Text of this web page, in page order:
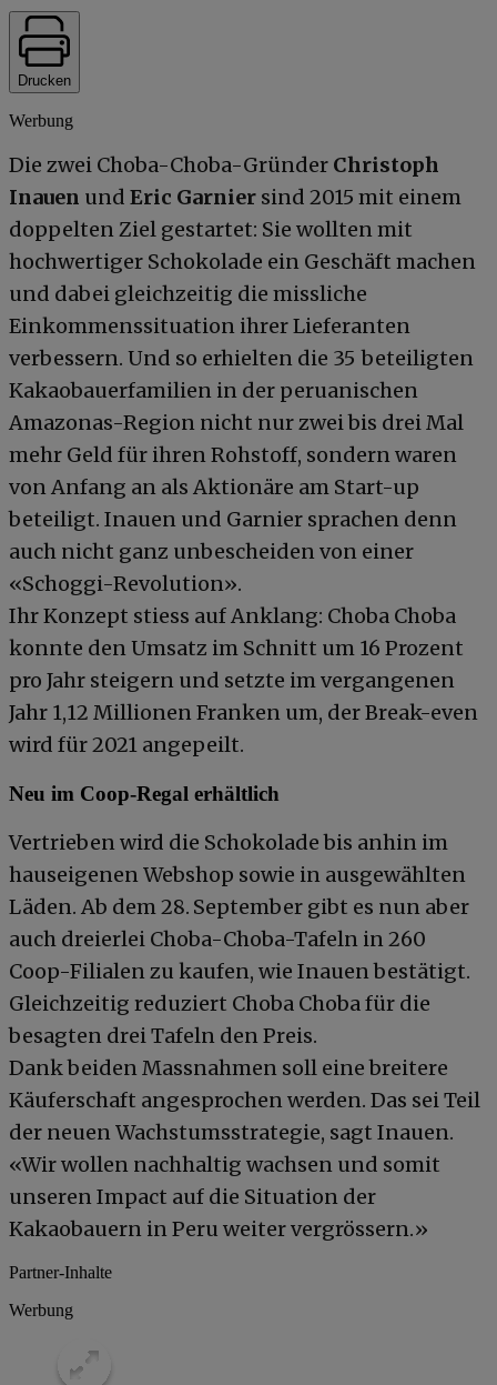
Drucken
Werbung
Die zwei Choba-Choba-Gründer Christoph
Inauen und Eric Garnier sind 2015 mit einem
doppelten Ziel gestartet: Sie wollten mit
hochwertiger Schokolade ein Geschäft machen
und dabei gleichzeitig die missliche
Einkommenssituation ihrer Lieferanten
verbessern. Und so erhielten die 35 beteiligten
Kakaobauerfamilien in der peruanischen
Amazonas-Region nicht nur zwei bis drei Mal
mehr Geld für ihren Rohstoff, sondern waren
von Anfang an als Aktionäre am Start-up
beteiligt. Inauen und Garnier sprachen denn
auch nicht ganz unbescheiden von einer
«Schoggi-Revolution».
Ihr Konzept stiess auf Anklang: Choba Choba
konnte den Umsatz im Schnitt um 16 Prozent
pro Jahr steigern und setzte im vergangenen
Jahr 1,12 Millionen Franken um, der Break-even
wird für 2021 angepeilt.
Neu im Coop-Regal erhältlich
Vertrieben wird die Schokolade bis anhin im
hauseigenen Webshop sowie in ausgewählten
Läden. Ab dem 28. September gibt es nun aber
auch dreierlei Choba-Choba-Tafeln in 260
Coop-Filialen zu kaufen, wie Inauen bestätigt.
Gleichzeitig reduziert Choba Choba für die
besagten drei Tafeln den Preis.
Dank beiden Massnahmen soll eine breitere
Käuferschaft angesprochen werden. Das sei Teil
der neuen Wachstumsstrategie, sagt Inauen.
«Wir wollen nachhaltig wachsen und somit
unseren Impact auf die Situation der
Kakaobauern in Peru weiter vergrössern.»
Partner-Inhalte
Werbung